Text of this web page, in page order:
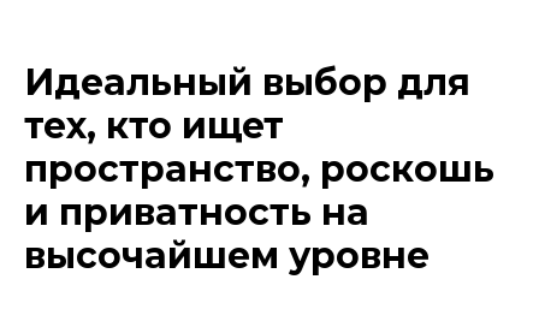
Идеальный выбор для
тех, кто ищет
пространство, роскошь
и приватность на
высочайшем уровне